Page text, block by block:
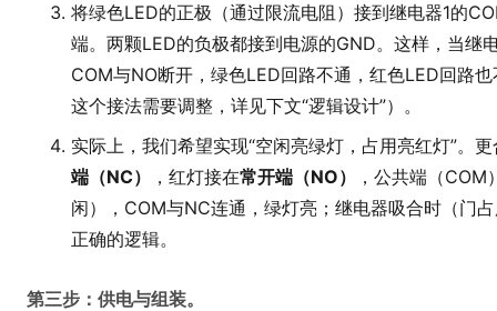
将绿色LED的正极（通过限流电阻）接到继电器1的
端。两颗LED的负极都接到电源的GND。这样，当继
COM与NO断开，绿色LED回路不通，红色LED回路
这个接法需要调整，详见下文“逻辑设计”）。
实际上，我们希望实现“空闲亮绿灯，占用亮红灯”。
端（NC）
，红灯接在常开端（NO）
，公共端（
闲），COM与NC连通，绿灯亮；继电器吸合时（门
正确的逻辑。
第三步：供电与组装。